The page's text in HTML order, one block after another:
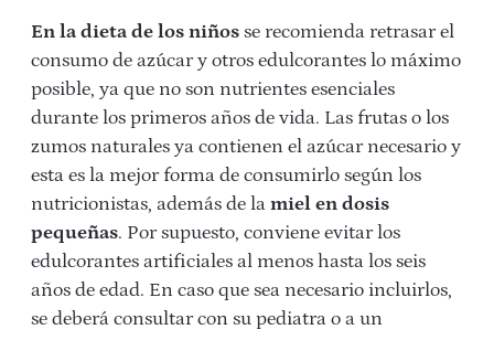
En la dieta de los niños se recomienda retrasar el
consumo de azúcar y otros edulcorantes lo máximo
posible, ya que no son nutrientes esenciales
durante los primeros años de vida. Las frutas o los
zumos naturales ya contienen el azúcar necesario y
esta es la mejor forma de consumirlo según los
nutricionistas, además de la miel en dosis
pequeñas. Por supuesto, conviene evitar los
edulcorantes artificiales al menos hasta los seis
años de edad. En caso que sea necesario incluirlos,
se deberá consultar con su pediatra o a un